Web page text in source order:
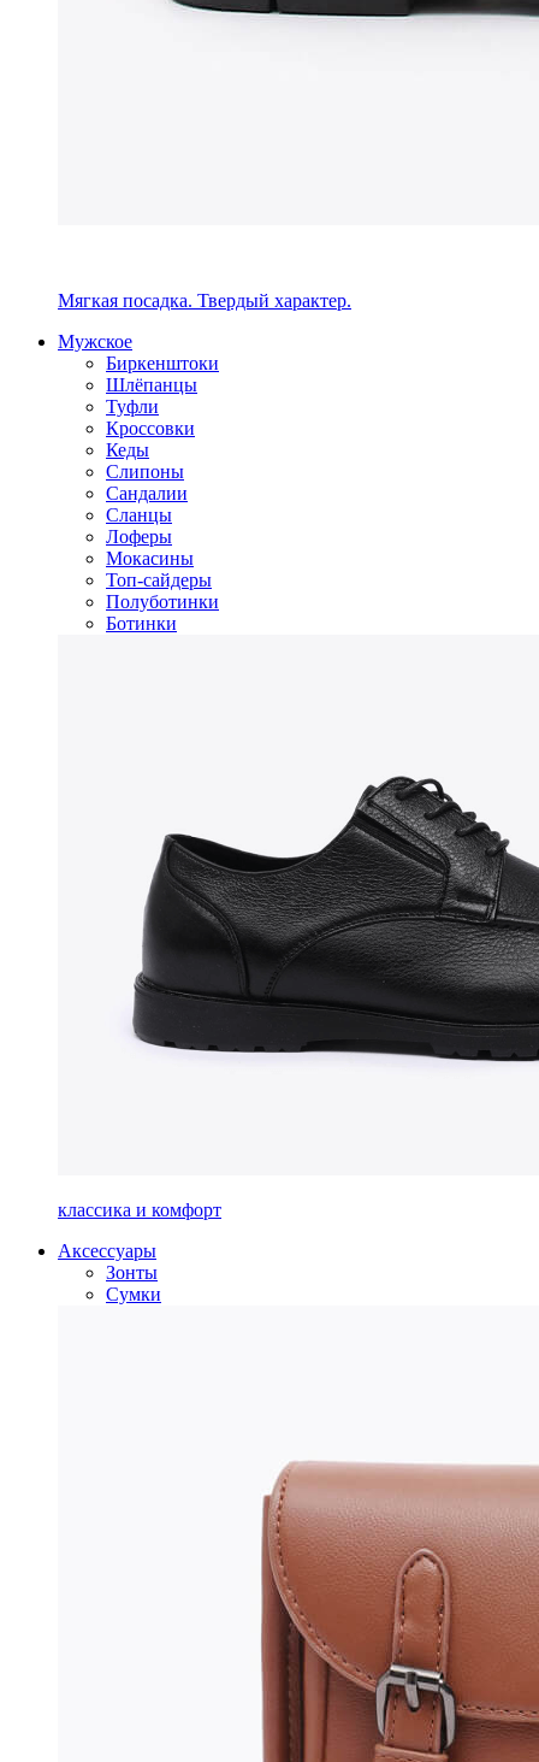
Мягкая посадка. Твердый характер.
Мужское
Биркенштоки
Шлёпанцы
Туфли
Кроссовки
Кеды
Слипоны
Сандалии
Сланцы
Лоферы
Мокасины
Топ-сайдеры
Полуботинки
Ботинки
классика и комфорт
Аксессуары
Зонты
Сумки